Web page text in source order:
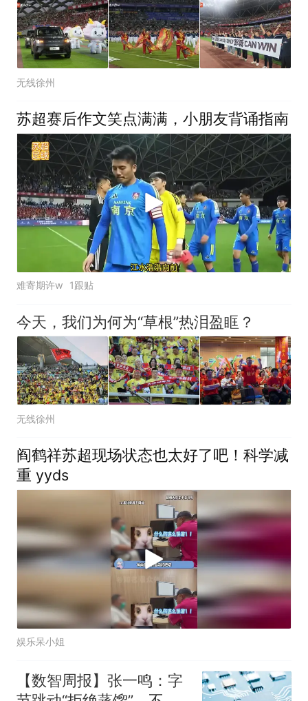
无线徐州
苏超赛后作文笑点满满，小朋友背诵指南
难寄期许w 1跟贴
今天，我们为何为“草根”热泪盈眶？
无线徐州
阎鹤祥苏超现场状态也太好了吧！科学减
重 yyds
娱乐呆小姐
【数智周报】张一鸣：字